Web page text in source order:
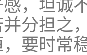
，坦诚
分担之
要时常